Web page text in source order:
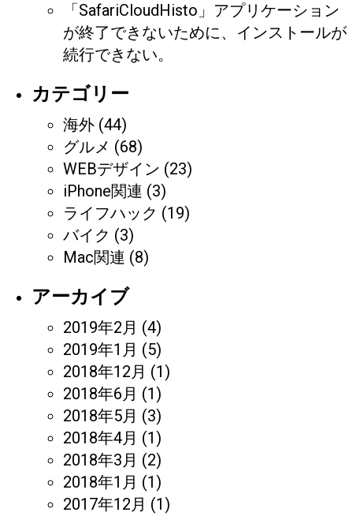
「SafariCloudHisto」アプリケーション
が終了できないために、インストールが
続行できない。
カテゴリー
海外 (44)
グルメ (68)
WEBデザイン (23)
iPhone関連 (3)
ライフハック (19)
バイク (3)
Mac関連 (8)
アーカイブ
2019年2月 (4)
2019年1月 (5)
2018年12月 (1)
2018年6月 (1)
2018年5月 (3)
2018年4月 (1)
2018年3月 (2)
2018年1月 (1)
2017年12月 (1)